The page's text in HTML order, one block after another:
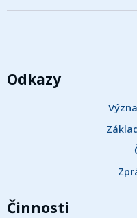
Odkazy
Činnosti